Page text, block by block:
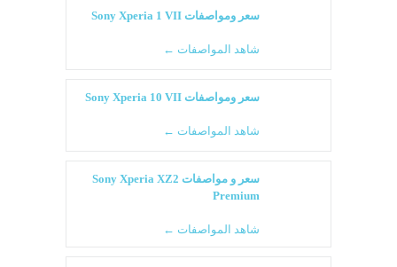
سعر ومواصفات Sony Xperia 1 VII
شاهد المواصفات ←
سعر ومواصفات Sony Xperia 10 VII
شاهد المواصفات ←
سعر و مواصفات Sony Xperia XZ2
Premium
شاهد المواصفات ←